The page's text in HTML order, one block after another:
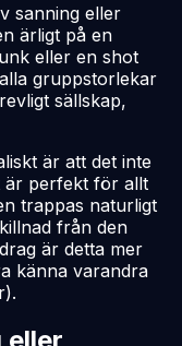
sanning eller
ärligt på en
eller en shot
gruppstorlekar
sällskap,
är att det inte
är perfekt för allt
trappas naturligt
från den
är detta mer
känna varandra